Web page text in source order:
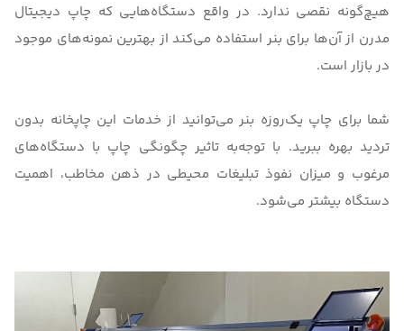
هیچ‌گونه نقصی ندارد. در واقع دستگاه‌هایی که چاپ دیجیتال
مدرن از آن‌ها برای بنر استفاده می‌کند از بهترین نمونه‌های موجود
در بازار است.
شما برای چاپ یک‌روزه بنر می‌توانید از خدمات این چاپخانه بدون
تردید بهره ببرید. با توجه‌به تاثیر چگونگی چاپ با دستگاه‌های
مرغوب و میزان نفوذ تبلیغات محیطی در ذهن مخاطب، اهمیت
دستگاه بیشتر می‌شود.